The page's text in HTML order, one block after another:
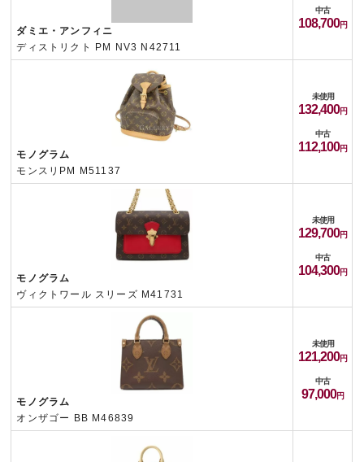
ダミエ・アンフィニ
ディストリクト PM NV3 N42711
中古
108,700
モノグラム
モンスリPM M51137
未使用
132,400
中古
112,100
モノグラム
ヴィクトワール スリーズ M41731
未使用
129,700
中古
104,300
モノグラム
オンザゴー BB M46839
未使用
121,200
中古
97,000